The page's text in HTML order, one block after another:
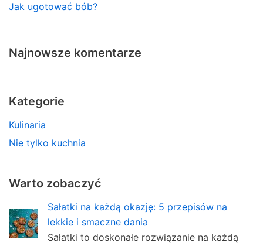
Jak ugotować bób?
Najnowsze komentarze
Kategorie
Kulinaria
Nie tylko kuchnia
Warto zobaczyć
Sałatki na każdą okazję: 5 przepisów na
lekkie i smaczne dania
Sałatki to doskonałe rozwiązanie na każdą